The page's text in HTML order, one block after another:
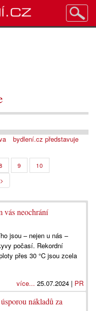
bydlení.cz představuje
9
10
vás neochrání
jsou – nejen u nás –
počasí. Rekordní
přes 30 °C jsou zcela
více... 25.07.2024 | PR
nákladů za